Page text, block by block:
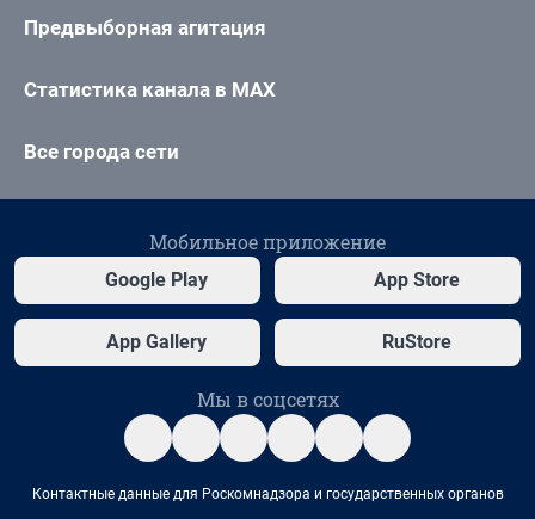
Предвыборная агитация
Статистика канала в MAX
Все города сети
Мобильное приложение
Google Play App Store
App Gallery RuStore
Мы в соцсетях
Контактные данные для Роскомнадзора и государственных органов